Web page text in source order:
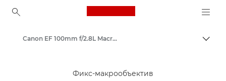
Canon Logo, back to
Объективы для камер Canon
Canon EF 100mm f/2.8L Macro IS USM - Объективы - Камера и фотообъективы
Фикс-макрообъектив